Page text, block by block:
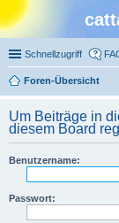
Schnellzugriff
Foren-Übersicht
Um Beiträge in
diesem Board
Benutzername:
Passwort: